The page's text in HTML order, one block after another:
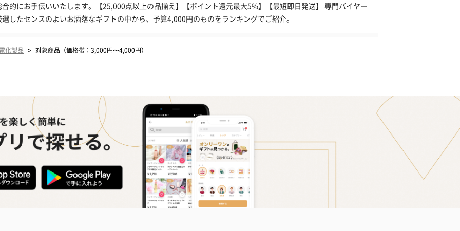
合的にお手伝いいたします。【25,000点以上の品揃え】【ポイント還元最大5%】【最短即日発送】 専門バイヤー
したセンスのよいお洒落なギフトの中から、予算4,000円のものをランキングでご紹介。
化製品 > 対象商品（価格帯：3,000円〜4,000円）